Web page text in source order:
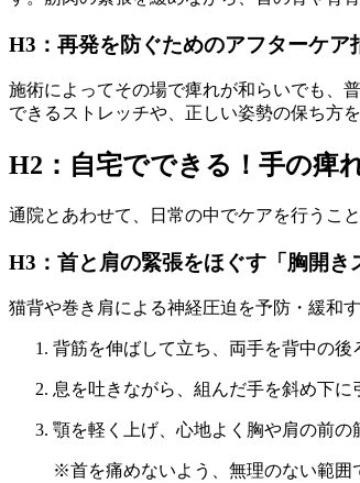
H3：再発を防ぐためのアフターケア
施術によってその場で痺れが和らいでも、
できるストレッチや、正しい姿勢の保ち方
H2：自宅でできる！手の痺
通院とあわせて、日常の中でケアを行うこ
H3：首と肩の緊張をほぐす「胸開き
猫背や巻き肩による神経圧迫を予防・緩和
背筋を伸ばして立ち、両手を背中の後
息を吐きながら、組んだ手を斜め下に
顎を軽く上げ、心地よく胸や肩の前の
※首を痛めないよう、無理のない範囲